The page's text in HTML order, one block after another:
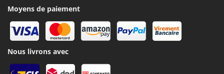
Moyens de paiement
Nous livrons avec